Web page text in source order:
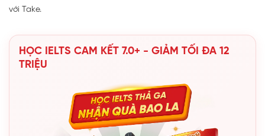
với Take.
HỌC IELTS CAM KẾT 7.0+ - GIẢM TỐI ĐA 12
TRIỆU